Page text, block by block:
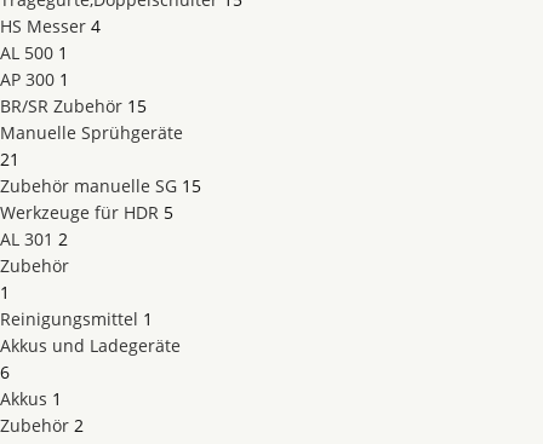
HS Messer 4
AL 500 1
AP 300 1
BR/SR Zubehör 15
Manuelle Sprühgeräte
21
Zubehör manuelle SG 15
Werkzeuge für HDR 5
AL 301 2
Zubehör
1
Reinigungsmittel 1
Akkus und Ladegeräte
6
Akkus 1
Zubehör 2